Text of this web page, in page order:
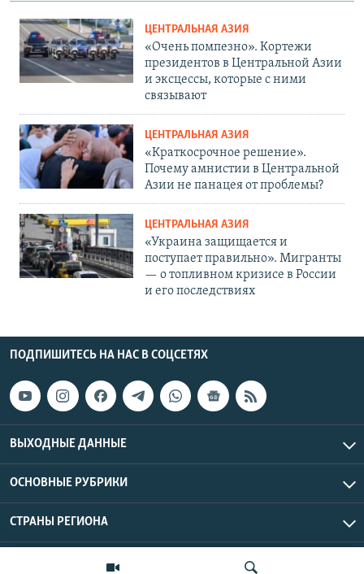
ЦЕНТРАЛЬНАЯ АЗИЯ
«Очень помпезно». Кортежи
президентов в Центральной Азии
и эксцессы, которые с ними
связывают
ЦЕНТРАЛЬНАЯ АЗИЯ
«Краткосрочное решение».
Почему амнистии в Центральной
Азии не панацея от проблемы?
ЦЕНТРАЛЬНАЯ АЗИЯ
«Украина защищается и
поступает правильно». Мигранты
— о топливном кризисе в России
и его последствиях
ПОДПИШИТЕСЬ НА НАС В СОЦСЕТЯХ
ВЫХОДНЫЕ ДАННЫЕ
ОСНОВНЫЕ РУБРИКИ
СТРАНЫ РЕГИОНА
Азаттык Азия © 2026 RFE/RL, Inc. | Все права защищены.